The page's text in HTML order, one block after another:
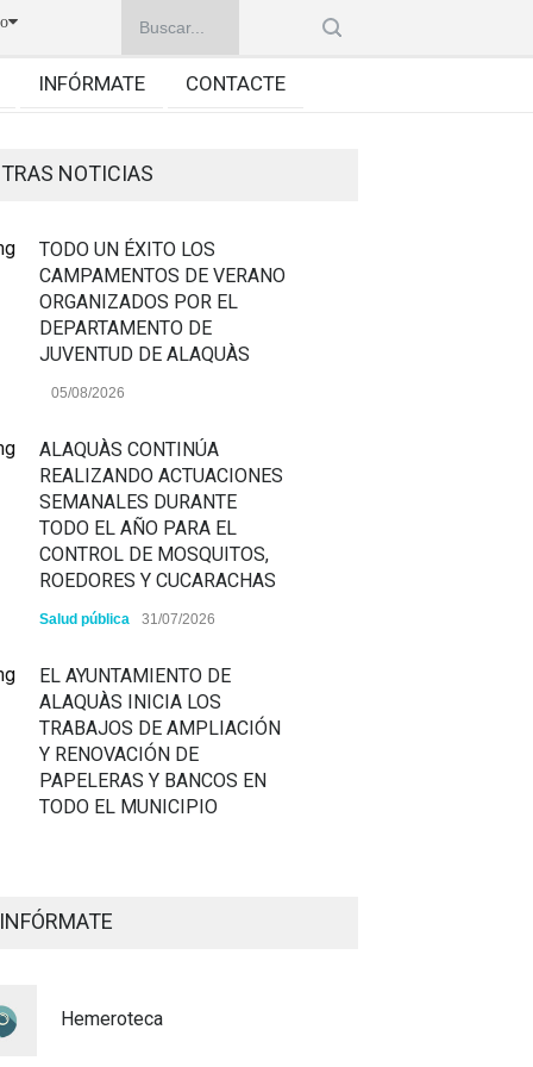
INFÓRMATE CONTACTE
NOTICIAS
TODO UN ÉXITO LOS
CAMPAMENTOS DE VERANO
ORGANIZADOS POR EL
DEPARTAMENTO DE
JUVENTUD DE ALAQUÀS
05/08/2026
ALAQUÀS CONTINÚA
REALIZANDO ACTUACIONES
SEMANALES DURANTE
TODO EL AÑO PARA EL
CONTROL DE MOSQUITOS,
ROEDORES Y CUCARACHAS
Salud pública 31/07/2026
EL AYUNTAMIENTO DE
ALAQUÀS INICIA LOS
TRABAJOS DE AMPLIACIÓN
Y RENOVACIÓN DE
PAPELERAS Y BANCOS EN
TODO EL MUNICIPIO
SEÑALIZACIÓN
Policía 29/07/2026
Hemeroteca